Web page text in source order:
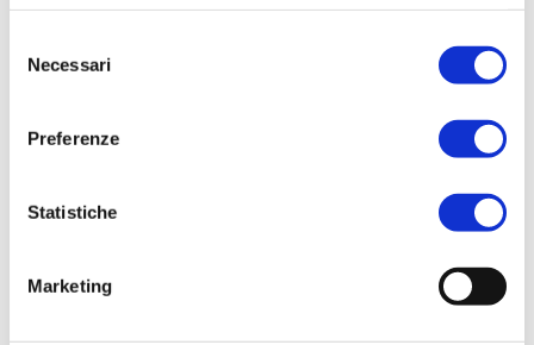
delNecessari
Preferenze
Statistiche
Marketing